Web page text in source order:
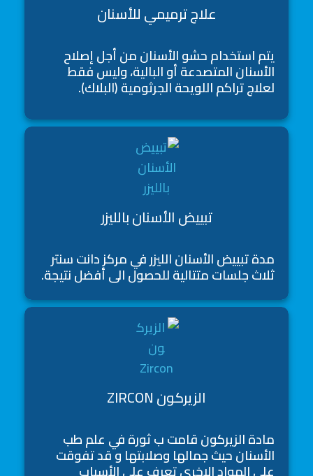
علاج ترميمي للأسنان
يتم استخدام حشو الأسنان من أجل إصلاح
الأسنان المتصدعة أو البالية، وليس فقط
لعلاج تراكم اللويحة الجرثومية (البلاك).
تبييض الأسنان بالليزر
مدة تبييض الأسنان الليزر في مركز دانت سنتر
ثلاث جلسات متتالية للحصول الى أفضل نتيجة.
الزيركون ZIRCON
مادة الزيركون قامت ب ثورة في علم طب
الأسنان حيث جمالها وصلابتها و قد تفوقت